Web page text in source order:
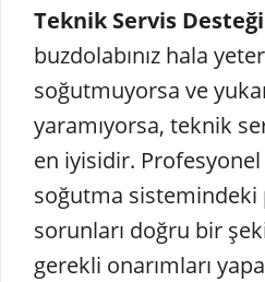
Teknik Servis Desteği
buzdolabınız hala
soğutmuyorsa ve
yaramıyorsa, teknik
en iyisidir.
soğutma sistemindeki
sorunları doğru bir
gerekli onarımları